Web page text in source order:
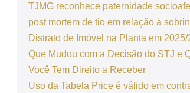
TJMG reconhece paternidade
post mortem de tio em relação à
Distrato de Imóvel na Planta em 2025/
Que Mudou com a Decisão do STJ e
Você Tem Direito a Receber
Uso da Tabela Price é válido em